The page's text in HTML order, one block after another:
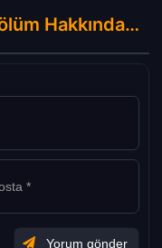
Archive 81 : 1.Sezon 7.Bölüm Hakkında Yorumlar